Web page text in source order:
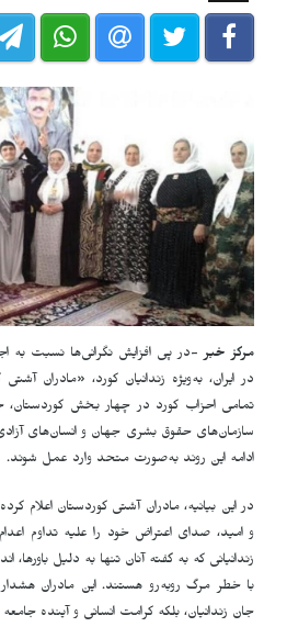
مرکز خبر -در پی افزایش نگرانی‌ها نسبت به
در ایران، به‌ویژه زندانیان کورد، «مادران
تمامی احزاب کورد در چهار بخش کوردستان،
سازمان‌های حقوق بشری جهان و انسان‌های
ادامه این روند به‌صورت متحد وارد عمل شوند.
در این بیانیه، مادران آشتی کوردستان اعلام
و امید، صدای اعتراض خود را علیه تداوم
زندانیانی که به گفته آنان تنها به دلیل
با خطر مرگ روبه‌رو هستند. این مادران هشدار
جان زندانیان، بلکه کرامت انسانی و آینده